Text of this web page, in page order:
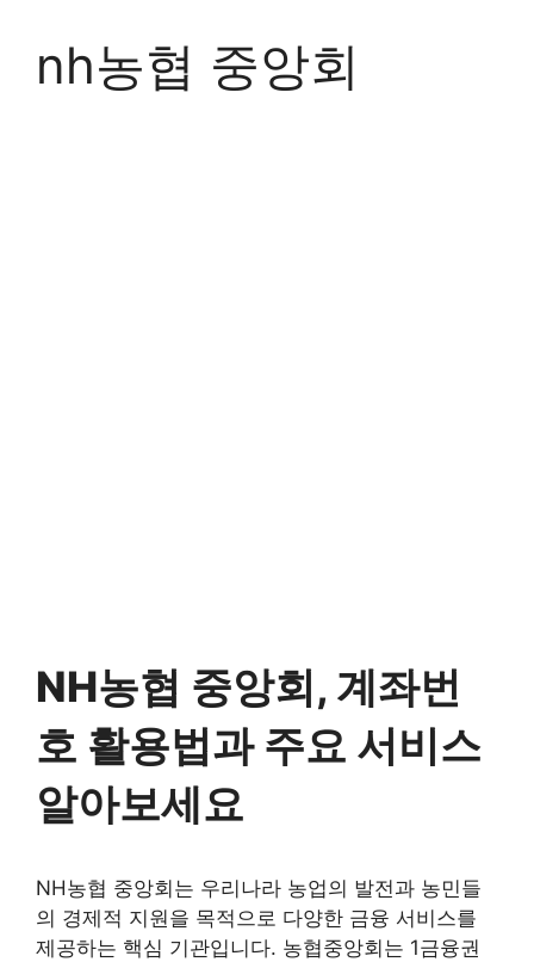
contentnh농협 중앙회
NH농협 중앙회, 계좌번
호 활용법과 주요 서비스
알아보세요
NH농협 중앙회는 우리나라 농업의 발전과 농민들
의 경제적 지원을 목적으로 다양한 금융 서비스를
제공하는 핵심 기관입니다. 농협중앙회는 1금융권